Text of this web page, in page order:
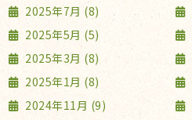
2025年7月 (8)
2025年5月 (5)
2025年3月 (8)
2025年1月 (8)
2024年11月 (9)